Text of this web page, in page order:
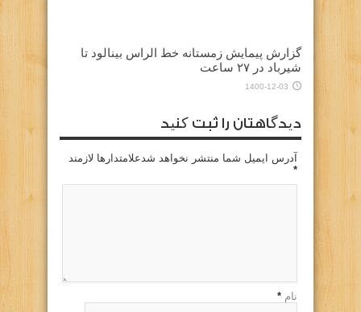
گزارش پیمایش زمستانه خط الراس بینالود تا
شیرباد در ۲۷ ساعت
1400-12-03
دیدگاهتان را ثبت کنید
آدرس ایمیل شما منتشر نخواهد شدعلامتدارها لازمند
*
نام *